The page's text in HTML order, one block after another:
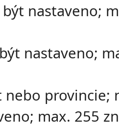
nastaveno;
nastaveno;
nebo provincie;
max. 255